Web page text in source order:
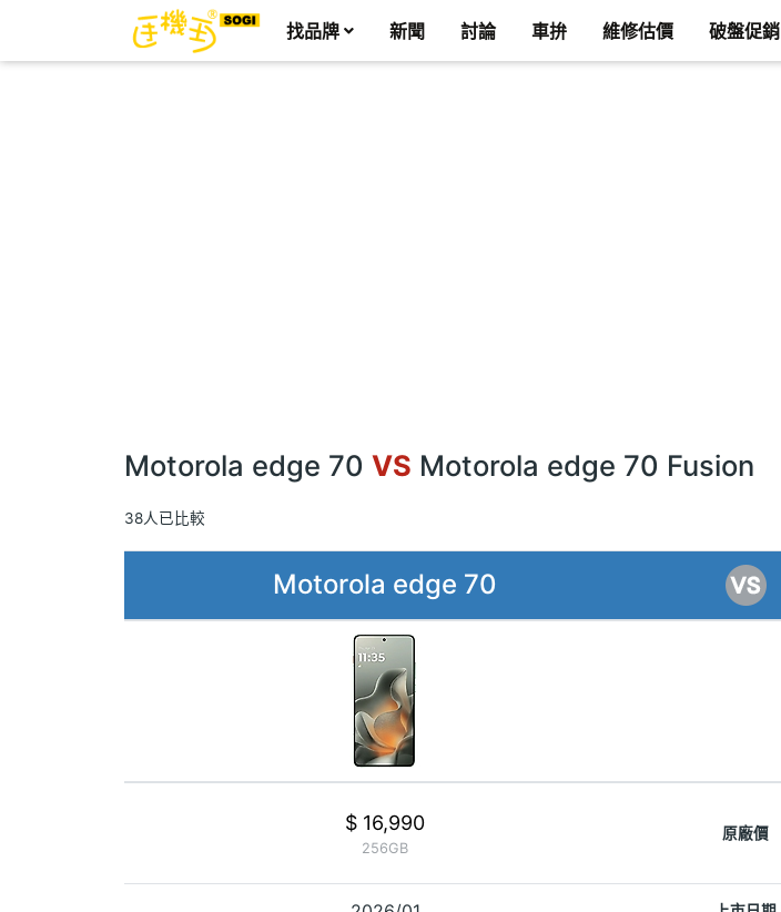
找品牌 新聞 討論 車拚 維修估價 破盤促銷
Motorola edge 70 VS Motorola edge 70 Fusion
38人已比較
Motorola edge 70
$ 16,990
256GB
原廠價